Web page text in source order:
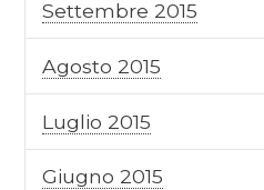
Settembre 2015
Agosto 2015
Luglio 2015
Giugno 2015